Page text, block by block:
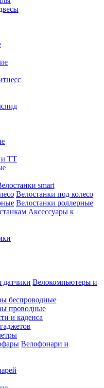
и ТТ
smart
Велостанки под колесо
Велостанки роллерные
Аксессуары к
Велокомпьютеры и
беспроводные
проводные
и каденса
Велофонари и